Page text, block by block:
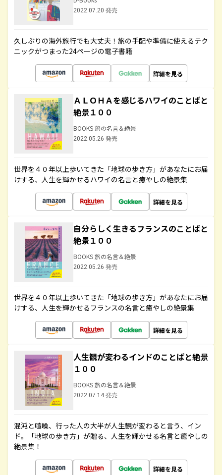
2022.07.20 発売
久しぶりの海外旅行でも大丈夫！旅の手配や準備に使えるテク
ニックがつまった24ページの電子書籍
詳細を見る
ＡＬＯＨＡを感じるハワイのことばと
絶景１００
BOOKS 旅の名言＆絶景
2022.05.26 発売
世界を４０年以上歩いてきた「地球の歩き方」があなたにお届
けする、人生を輝かせるハワイの名言と癒やしの絶景集
詳細を見る
自分らしく生きるフランスのことばと
絶景１００
BOOKS 旅の名言＆絶景
2022.05.26 発売
世界を４０年以上歩いてきた「地球の歩き方」があなたにお届
けする、人生を輝かせるフランスの名言と癒やしの絶景集
詳細を見る
人生観が変わるインドのことばと絶景
１００
BOOKS 旅の名言＆絶景
2022.07.14 発売
混沌と喧噪、行った人の大半が人生観が変わると言う、イン
ド。「地球の歩き方」が贈る、人生を輝かせる名言と癒やしの
絶景集！
詳細を見る